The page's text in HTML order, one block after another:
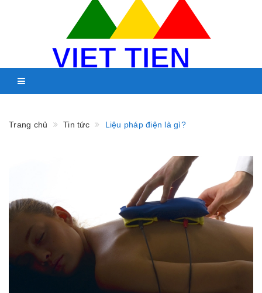
Trang chủ Tin tức Liệu pháp điện là gì?